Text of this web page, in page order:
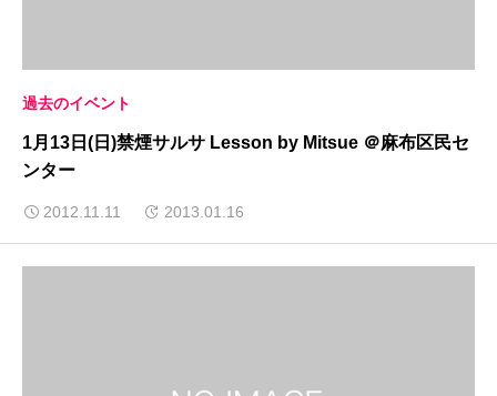
過去のイベント
1月13日(日)禁煙サルサ Lesson by Mitsue ＠麻布区民セ
ンター
2012.11.11 2013.01.16